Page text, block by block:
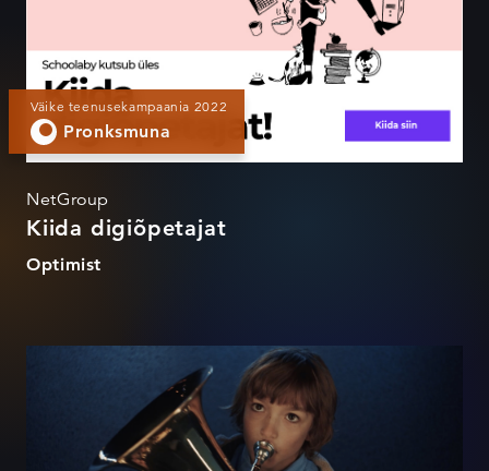
Väike teenusekampaania 2022
Pronksmuna
NetGroup
Kiida digiõpetajat
Optimist
Kus soovid täituvad